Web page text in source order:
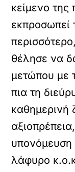
κείμενο της
εκπροσωπεί
θέλησε να
μετώπου με
πια τη
καθημερινή
λάφυρο